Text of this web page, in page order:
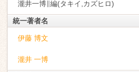
瀧井一博∥編(タキイ,カズヒロ)
統一著者名
伊藤 博文
瀧井 一博